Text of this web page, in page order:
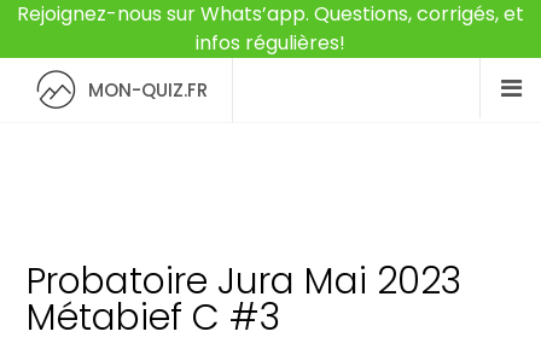
Rejoignez-nous sur Whats’app. Questions, corrigés, et
infos régulières!
MON-QUIZ.FR
Probatoire Jura Mai 2023
Métabief C #3